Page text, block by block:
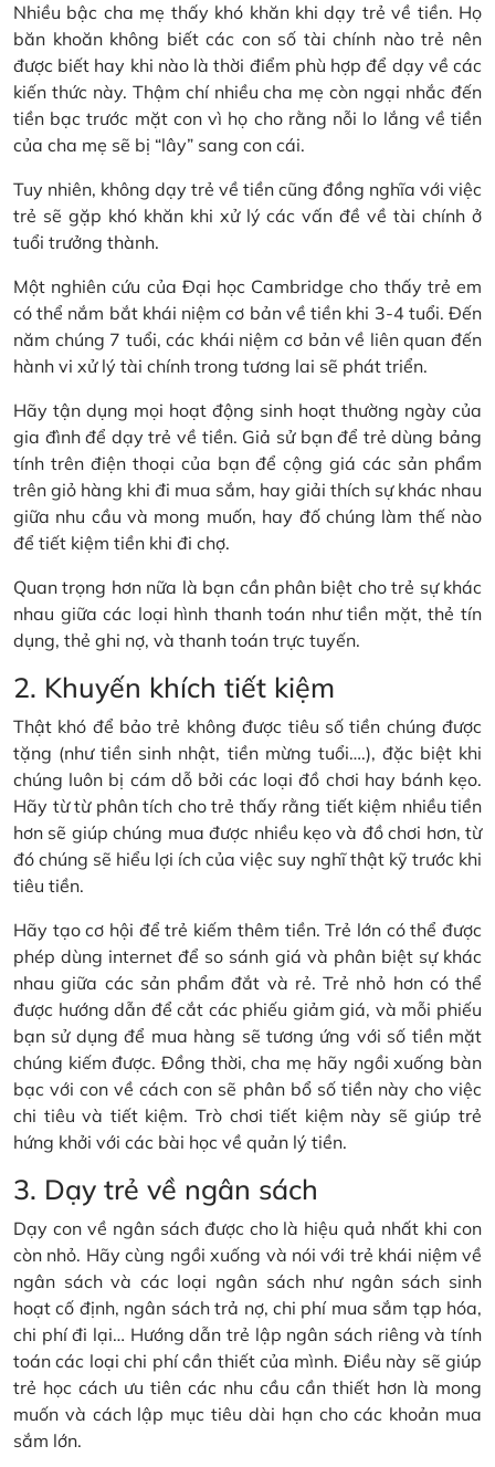
Nhiều bậc cha mẹ thấy khó khăn khi dạy trẻ về tiền. Họ
băn khoăn không biết các con số tài chính nào trẻ nên
được biết hay khi nào là thời điểm phù hợp để dạy về các
kiến thức này. Thậm chí nhiều cha mẹ còn ngại nhắc đến
tiền bạc trước mặt con vì họ cho rằng nỗi lo lắng về tiền
của cha mẹ sẽ bị “lây” sang con cái.
Tuy nhiên, không dạy trẻ về tiền cũng đồng nghĩa với việc
trẻ sẽ gặp khó khăn khi xử lý các vấn đề về tài chính ở
tuổi trưởng thành.
Một nghiên cứu của Đại học Cambridge cho thấy trẻ em
có thể nắm bắt khái niệm cơ bản về tiền khi 3-4 tuổi. Đến
năm chúng 7 tuổi, các khái niệm cơ bản về liên quan đến
hành vi xử lý tài chính trong tương lai sẽ phát triển.
Hãy tận dụng mọi hoạt động sinh hoạt thường ngày của
gia đình để dạy trẻ về tiền. Giả sử bạn để trẻ dùng bảng
tính trên điện thoại của bạn để cộng giá các sản phẩm
trên giỏ hàng khi đi mua sắm, hay giải thích sự khác nhau
giữa nhu cầu và mong muốn, hay đố chúng làm thế nào
để tiết kiệm tiền khi đi chợ.
Quan trọng hơn nữa là bạn cần phân biệt cho trẻ sự khác
nhau giữa các loại hình thanh toán như tiền mặt, thẻ tín
dụng, thẻ ghi nợ, và thanh toán trực tuyến.
2. Khuyến khích tiết kiệm
Thật khó để bảo trẻ không được tiêu số tiền chúng được
tặng (như tiền sinh nhật, tiền mừng tuổi….), đặc biệt khi
chúng luôn bị cám dỗ bởi các loại đồ chơi hay bánh kẹo.
Hãy từ từ phân tích cho trẻ thấy rằng tiết kiệm nhiều tiền
hơn sẽ giúp chúng mua được nhiều kẹo và đồ chơi hơn, từ
đó chúng sẽ hiểu lợi ích của việc suy nghĩ thật kỹ trước khi
tiêu tiền.
Hãy tạo cơ hội để trẻ kiếm thêm tiền. Trẻ lớn có thể được
phép dùng internet để so sánh giá và phân biệt sự khác
nhau giữa các sản phẩm đắt và rẻ. Trẻ nhỏ hơn có thể
được hướng dẫn để cắt các phiếu giảm giá, và mỗi phiếu
bạn sử dụng để mua hàng sẽ tương ứng với số tiền mặt
chúng kiếm được. Đồng thời, cha mẹ hãy ngồi xuống bàn
bạc với con về cách con sẽ phân bổ số tiền này cho việc
chi tiêu và tiết kiệm. Trò chơi tiết kiệm này sẽ giúp trẻ
hứng khởi với các bài học về quản lý tiền.
3. Dạy trẻ về ngân sách
Dạy con về ngân sách được cho là hiệu quả nhất khi con
còn nhỏ. Hãy cùng ngồi xuống và nói với trẻ khái niệm về
ngân sách và các loại ngân sách như ngân sách sinh
hoạt cố định, ngân sách trả nợ, chi phí mua sắm tạp hóa,
chi phí đi lại… Hướng dẫn trẻ lập ngân sách riêng và tính
toán các loại chi phí cần thiết của mình. Điều này sẽ giúp
trẻ học cách ưu tiên các nhu cầu cần thiết hơn là mong
muốn và cách lập mục tiêu dài hạn cho các khoản mua
sắm lớn.